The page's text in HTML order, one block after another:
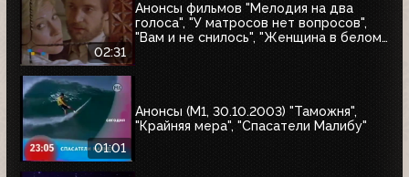
02:31
Анонсы фильмов "Мелодия на два
голоса", "У матросов нет вопросов",
"Вам и не снилось", "Женщина в белом"
01:01
Анонсы (М1, 30.10.2003) "Таможня",
"Крайняя мера", "Спасатели Малибу"